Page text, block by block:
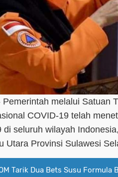
Pemerintah melalui Satuan
COVID-19 telah
di seluruh wilayah
Utara Provinsi Sulawesi
Tarik Dua Bets Susu Formula